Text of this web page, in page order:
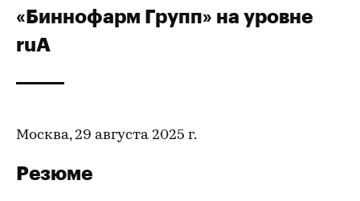
«Биннофарм Групп» на уровне
ruA
Москва, 29 августа 2025 г.
Резюме